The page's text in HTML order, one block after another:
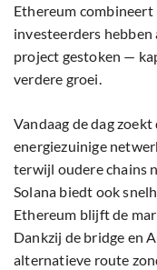
Ethereum
investeerders
project gestoken —
verdere groei.
Vandaag de dag
energiezuinige
terwijl oudere chains
Solana biedt ook
Ethereum blijft de
Dankzij de bridge en
alternatieve route